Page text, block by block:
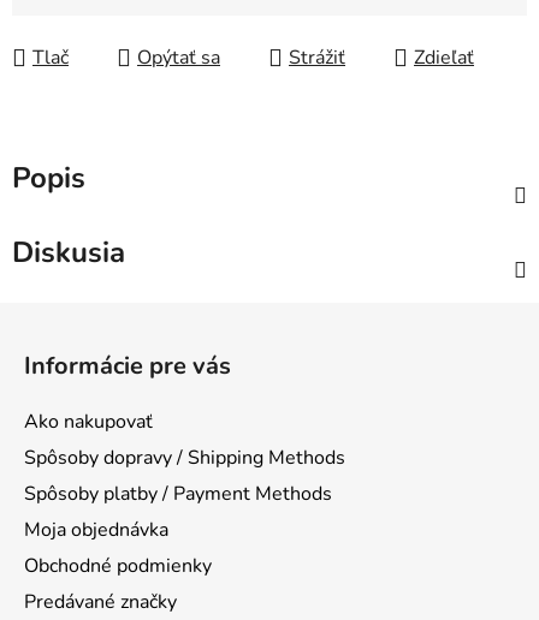
Tlač Opýtať sa Strážiť Zdieľať
Popis
Diskusia
Informácie pre vás
Ako nakupovať
Spôsoby dopravy / Shipping Methods
Spôsoby platby / Payment Methods
Moja objednávka
Obchodné podmienky
Predávané značky